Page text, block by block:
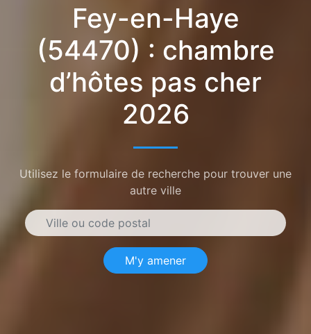
Fey-en-Haye
(54470) : chambre
d’hôtes pas cher
2026
Utilisez le formulaire de recherche pour trouver une
autre ville
M'y amener